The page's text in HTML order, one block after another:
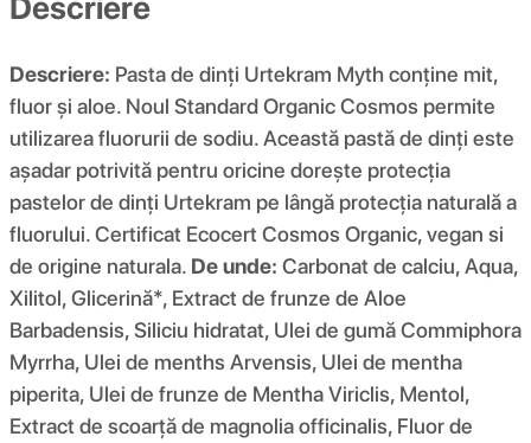
Descriere: Pasta de dinți Urtekram Myth conține mit,
fluor și aloe. Noul Standard Organic Cosmos permite
utilizarea fluorurii de sodiu. Această pastă de dinți este
așadar potrivită pentru oricine dorește protecția
pastelor de dinți Urtekram pe lângă protecția naturală a
fluorului. Certificat Ecocert Cosmos Organic, vegan si
de origine naturala. De unde: Carbonat de calciu, Aqua,
Xilitol, Glicerină*, Extract de frunze de Aloe
Barbadensis, Siliciu hidratat, Ulei de gumă Commiphora
Myrrha, Ulei de menths Arvensis, Ulei de mentha
piperita, Ulei de frunze de Mentha Viriclis, Mentol,
Extract de scoarță de magnolia officinalis, Fluor de